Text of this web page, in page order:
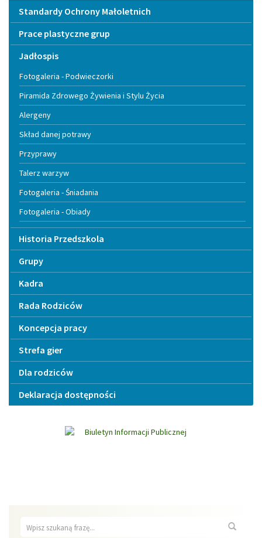
Menu
Standardy Ochrony Małoletnich
Prace plastyczne grup
Jadłospis
Fotogaleria - Podwieczorki
Piramida Zdrowego Żywienia i Stylu Życia
Alergeny
Skład danej potrawy
Przyprawy
Talerz warzyw
Fotogaleria - Śniadania
Fotogaleria - Obiady
Historia Przedszkola
Grupy
Kadra
Rada Rodziców
Koncepcja pracy
Strefa gier
Dla rodziców
Deklaracja dostępności
Wyszukiwarka